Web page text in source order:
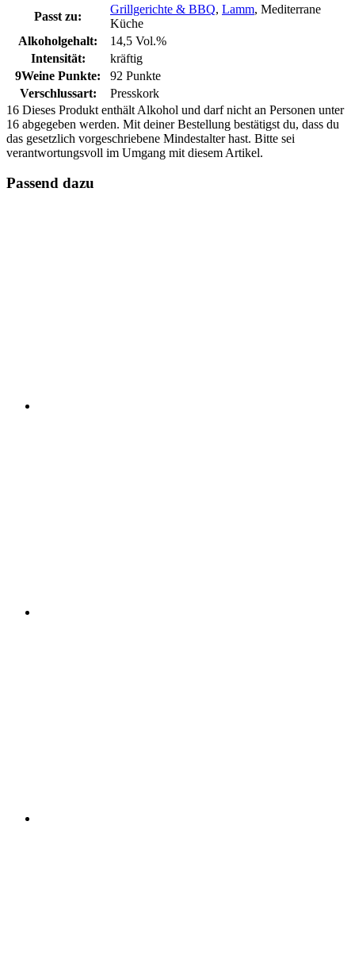
Passt zu:
Grillgerichte & BBQ, Lamm, Mediterrane
Küche
Alkoholgehalt:
14,5 Vol.%
Intensität:
kräftig
9Weine Punkte:
92 Punkte
Verschlussart:
Presskork
16 Dieses Produkt enthält Alkohol und darf nicht an Personen unter
16 abgegeben werden. Mit deiner Bestellung bestätigst du, dass du
das gesetzlich vorgeschriebene Mindestalter hast. Bitte sei
verantwortungsvoll im Umgang mit diesem Artikel.
Passend dazu